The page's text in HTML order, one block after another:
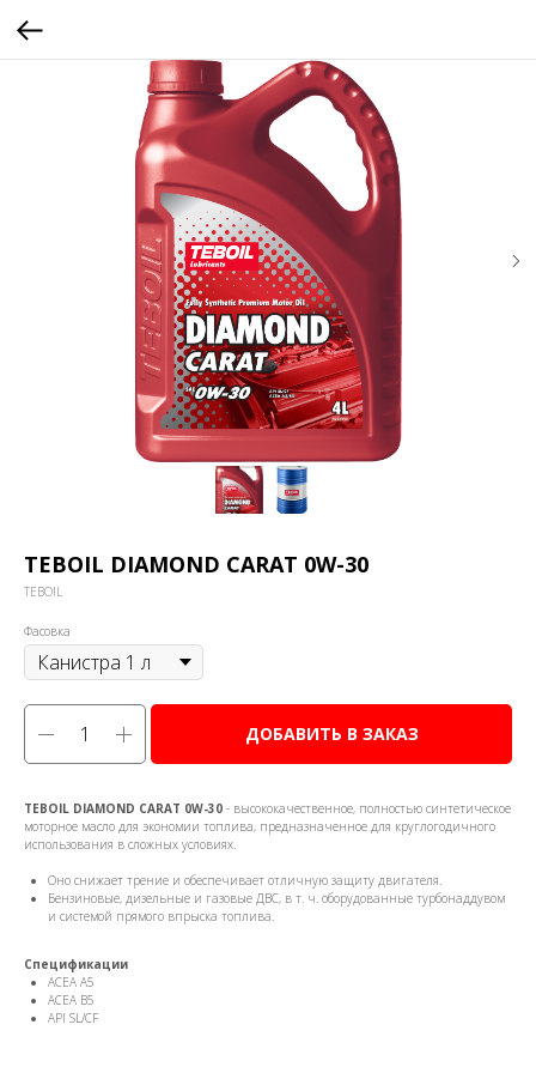
TEBOIL DIAMOND CARAT 0W-30
TEBOIL
Фасовка
ДОБАВИТЬ В ЗАКАЗ
TEBOIL DIAMOND CARAT 0W-30 - высококачественное, полностью синтетическое
моторное масло для экономии топлива, предназначенное для круглогодичного
использования в сложных условиях.
Оно снижает трение и обеспечивает отличную защиту двигателя.
Бензиновые, дизельные и газовые ДВС, в т. ч. оборудованные турбонаддувом
и системой прямого впрыска топлива.
Спецификации
ACEA A5
ACEA B5
API SL/CF